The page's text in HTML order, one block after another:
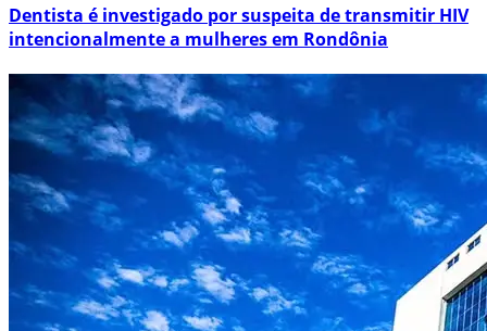
Dentista é investigado por suspeita de transmitir HIV
intencionalmente a mulheres em Rondônia